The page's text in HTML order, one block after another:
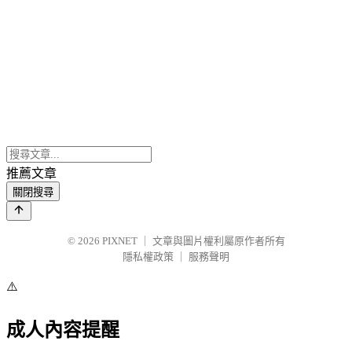
推薦文章
關閉搜尋
© 2026 PIXNET
文章與圖片權利屬原作者所有
隱私權政策
服務聲明
⚠️
成人內容提醒